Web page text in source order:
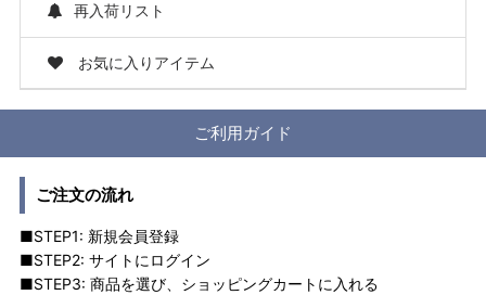
再入荷リスト
お気に入りアイテム
ご利用ガイド
ご注文の流れ
■STEP1: 新規会員登録
■STEP2: サイトにログイン
■STEP3: 商品を選び、ショッピングカートに入れる